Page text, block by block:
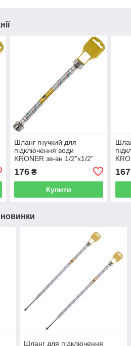
Шланг гнучкий для
підключення води
KRONER зв-вн 1/2"x1/2"
60 см 136994 CV023671
176₴
Купити
167
новинки
Шланг для підключення